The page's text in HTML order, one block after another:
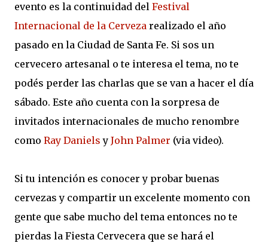
evento es la continuidad del Festival
Internacional de la Cerveza realizado el año
pasado en la Ciudad de Santa Fe. Si sos un
cervecero artesanal o te interesa el tema, no te
podés perder las charlas que se van a hacer el día
sábado. Este año cuenta con la sorpresa de
invitados internacionales de mucho renombre
como Ray Daniels y John Palmer (via video).
Si tu intención es conocer y probar buenas
cervezas y compartir un excelente momento con
gente que sabe mucho del tema entonces no te
pierdas la Fiesta Cervecera que se hará el